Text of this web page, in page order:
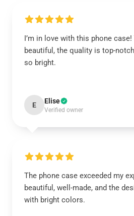
I’m in love with this phone
beautiful, the quality is top-
so bright.
E Elise
Verified owner
The phone case exceeded my
beautiful, well-made, and the
with bright colors.